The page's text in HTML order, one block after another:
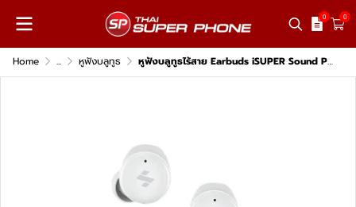
0 0
Home ... หูฟังบลูทูธ หูฟังบลูทูธไร้สาย Earbuds iSUPER Sound Pro Compact